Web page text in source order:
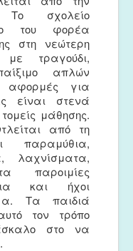
Το σχολείο
του φορέα
στη νεώτερη
με τραγούδι,
απλών
αφορμές για
είναι στενά
μάθησης.
από τη
παραμύθια,
λαχνίσματα,
παροιμίες
και ήχοι
Τα παιδιά
τον τρόπο
στο να